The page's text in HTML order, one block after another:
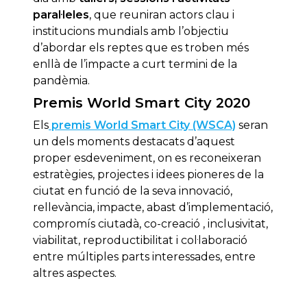
paral·leles, que reuniran actors clau i
institucions mundials amb l’objectiu
d’abordar els reptes que es troben més
enllà de l’impacte a curt termini de la
pandèmia.
Premis World Smart City 2020
Els premis World Smart City (WSCA) seran
un dels moments destacats d’aquest
proper esdeveniment, on es reconeixeran
estratègies, projectes i idees pioneres de la
ciutat en funció de la seva innovació,
rellevància, impacte, abast d’implementació,
compromís ciutadà, co-creació , inclusivitat,
viabilitat, reproductibilitat i col·laboració
entre múltiples parts interessades, entre
altres aspectes.